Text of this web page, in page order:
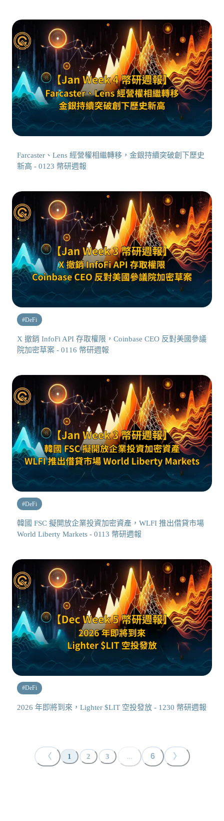
Farcaster、Lens 經營權相繼轉移，金銀持續突破創下歷史
新高 - 0123 幣研週報
#DeFi
X 撤銷 InfoFi API 存取權限，Coinbase CEO 反對美國參議
院加密草案 - 0116 幣研週報
#DeFi
韓國 FSC 擬開放企業投資加密資產，WLFI 推出借貸市場
World Liberty Markets - 0113 幣研週報
#DeFi
2026 年即將到來，Lighter $LIT 空投發放 - 1230 幣研週報
〈 1 2 3 ... 6 〉